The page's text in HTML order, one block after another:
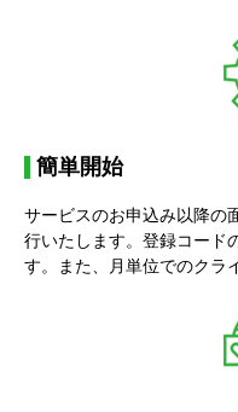
簡単開始
サービスのお申込み以降の
行いたします。登録コード
す。また、月単位でのクラ